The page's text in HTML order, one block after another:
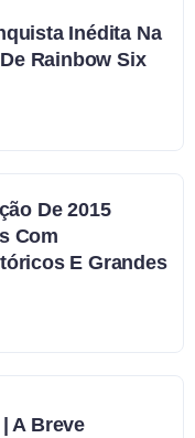
Inédita Na
Rainbow Six
De 2015
Com
E Grandes
A Breve